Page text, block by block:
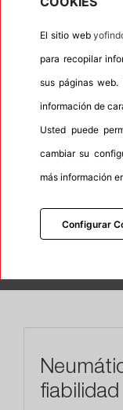
El sitio web
para recopilar
sus páginas
información de
Usted puede
cambiar su
más información
Configurar